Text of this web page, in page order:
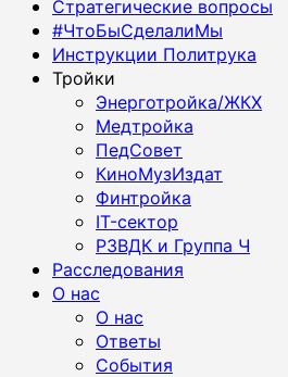
Основное
меню
Стратегические вопросы
#ЧтоБыСделалиМы
Инструкции Политрука
Тройки
Энерготройка/ЖКХ
Медтройка
ПедСовет
КиноМузИздат
Финтройка
IT-сектор
РЗВДК и Группа Ч
Расследования
О нас
О нас
Ответы
События